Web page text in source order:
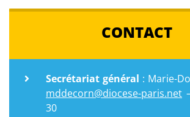
CONTACT
Secrétariat général : Marie-
mddecorn@diocese-paris.net
30